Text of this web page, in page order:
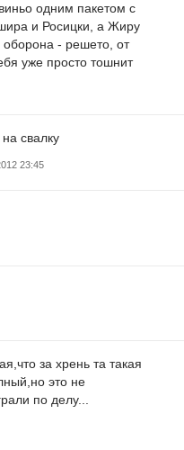
одним пакетом с
и Росицки, а Жиру
оборона - решето, от
уже просто тошнит
свалку
23:45
за хрень та такая
это не
по делу...